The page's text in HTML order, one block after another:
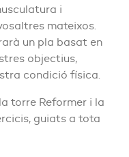
i
mateixos.
un pla basat en
objectius,
condició física.
torre Reformer i la
guiats a tota